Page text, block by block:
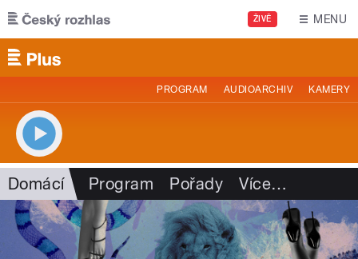
Přejít k hlavnímu obsahu
ŽIVĚ MENU
PROGRAM AUDIOARCHIV KAMERY
Domácí Program Pořady Více…